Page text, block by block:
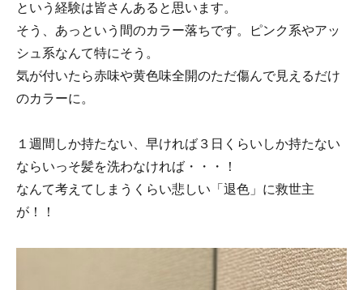
という経験は皆さんあると思います。
そう、あっという間のカラー落ちです。ピンク系やアッ
シュ系なんて特にそう。
気が付いたら赤味や黄色味全開のただ傷んで見えるだけ
のカラーに。
１週間しか持たない、早ければ３日くらいしか持たない
ならいっそ髪を洗わなければ・・・！
なんて考えてしまうくらい悲しい「退色」に救世主
が！！